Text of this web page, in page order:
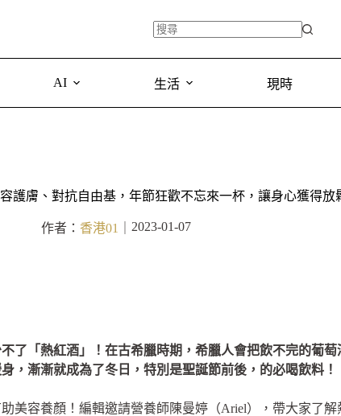
AI 生活 現時
護膚、對抗自由基，年節狂歡不忘來一杯，讓身心獲得放
作者： 香港01 2023-01-07
了「熱紅酒」！在古希臘時期，希臘人會把飲不完的葡
，漸漸就成為了冬日，特別是聖誕節前後，的必喝飲料！
美容養顏！編輯邀請營養師陳曼婷（Ariel），帶大家了